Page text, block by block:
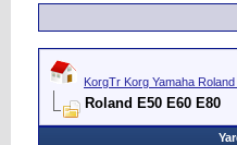
KorgTr Korg Yamaha
Roland E50 E60 E80